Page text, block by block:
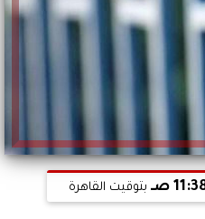
صـ بتوقيت القاهرة